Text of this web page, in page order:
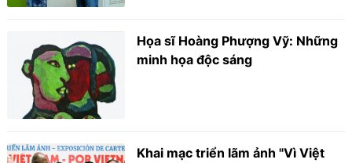
Họa sĩ Hoàng Phượng Vỹ: Những
minh họa độc sáng
Khai mạc triển lãm ảnh "Vì Việt